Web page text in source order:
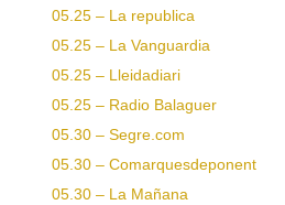
05.25 – La republica
05.25 – La Vanguardia
05.25 – Lleidadiari
05.25 – Radio Balaguer
05.30 – Segre.com
05.30 – Comarquesdeponent
05.30 – La Mañana